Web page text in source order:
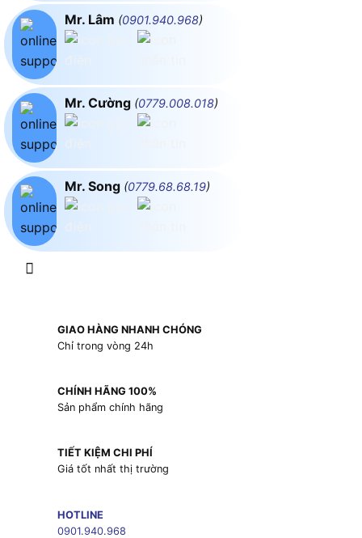
Mr. Lâm (0901.940.968)
Mr. Cường (0779.008.018)
Mr. Song (0779.68.68.19)
GIAO HÀNG NHANH CHÓNG
Chỉ trong vòng 24h
CHÍNH HÃNG 100%
Sản phẩm chính hãng
TIẾT KIỆM CHI PHÍ
Giá tốt nhất thị trường
HOTLINE
0901.940.968